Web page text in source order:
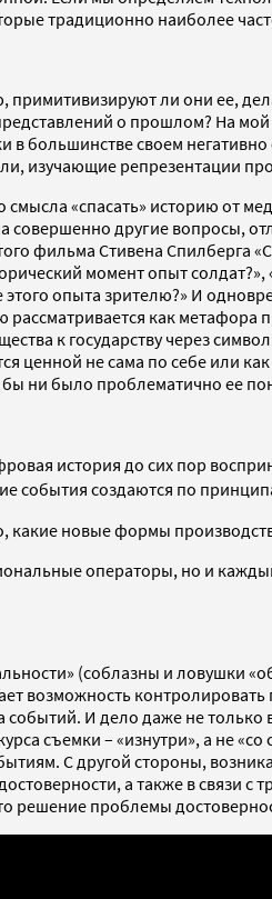
традиционно наиболее
ли они ее,
о прошлом? На мой
в большинстве своем
изучающие репрезентации
смысла «спасать» историю от
совершенно другие вопросы,
фильма Стивена Спилберга
момент опыт
опыта зрителю?» И
рассматривается как
к государству через
ценной не сама по себе или
бы ни было проблематично ее
история до сих пор
события создаются по
какие новые формы
операторы, но и
(соблазны и ловушки
возможность
событий. И дело даже не
съемки – «изнутри», а не
С другой стороны,
а также в связи
решение проблемы